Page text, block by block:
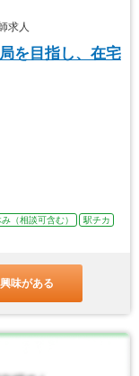
求人
を目指し、在宅
（相談可含む）
駅チカ
味がある